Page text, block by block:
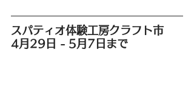
スパティオ体験工房クラフト市
4月29日 - 5月7日まで